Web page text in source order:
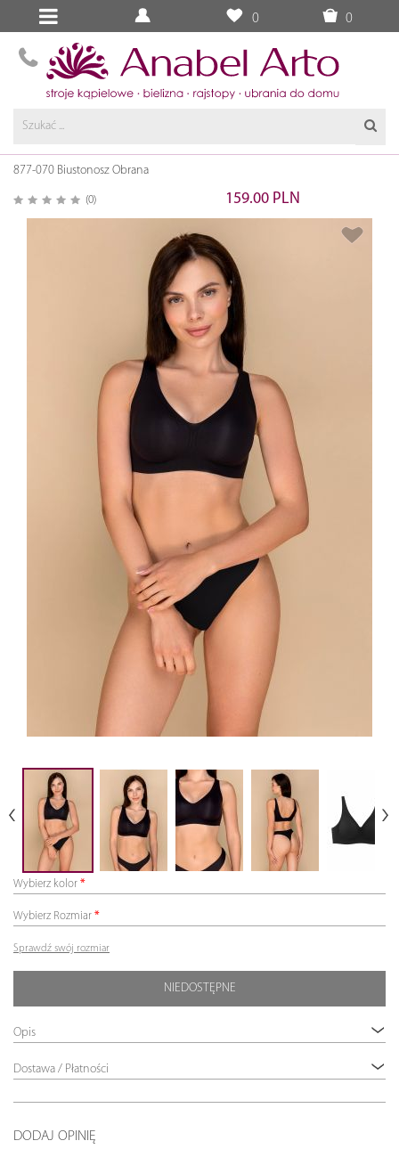
0 0
877-070 Biustonosz Obrana
(0) 159.00 PLN
Wybierz kolor
Wybierz Rozmiar
Sprawdź swój rozmiar
NIEDOSTĘPNE
Opis
Dostawa / Płatności
DODAJ OPINIĘ